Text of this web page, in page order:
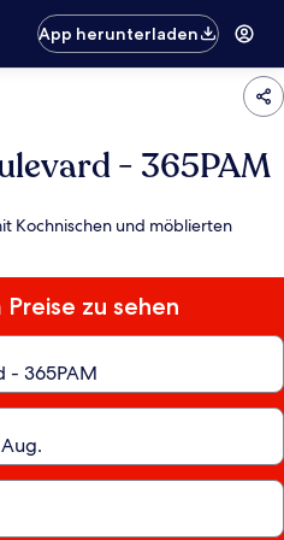
App herunterladen
- 365PAM
Kochnischen und möblierten
zu sehen